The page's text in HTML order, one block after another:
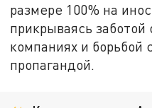
размере 100% на
прикрываясь заботой
компаниях и борьбой
пропагандой.